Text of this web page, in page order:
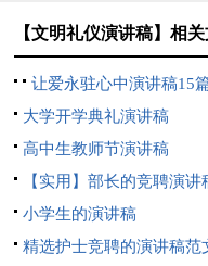
【文明礼仪演讲稿】相关
让爱永驻心中演讲稿15
大学开学典礼演讲稿
高中生教师节演讲稿
【实用】部长的竞聘演讲
篇小学生的演讲稿
精选护士竞聘的演讲稿范